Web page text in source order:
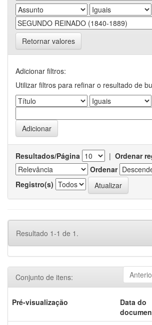
Retornar valores
Adicionar filtros:
Utilizar filtros para refinar o resultado de
Resultados/Página | Ordenar
Ordenar
Registro(s)
Resultado 1-1 de 1.
Conjunto de itens:
Pré-visualização
Data do